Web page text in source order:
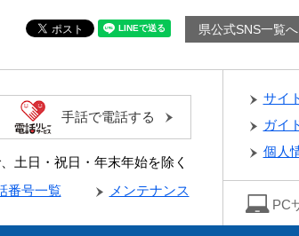
県公式SNS一覧へ
土日・祝日・年末年始を除く
手話で電話する
番号一覧 メンテナンス
サイ
ガイ
個人
PC